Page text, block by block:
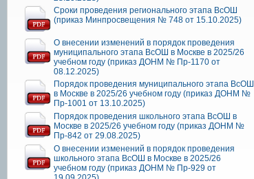
Сроки проведения регионального этапа ВсОШ
(приказ Минпросвещения № 748 от 15.10.2025)
О внесении изменений в порядок проведения
муниципального этапа ВсОШ в Москве в 2025/26
учебном году (приказ ДОНМ № Пр-1170 от
08.12.2025)
Порядок проведения муниципального этапа ВсОШ
в Москве в 2025/26 учебном году (приказ ДОНМ №
Пр-1001 от 13.10.2025)
Порядок проведения школьного этапа ВсОШ в
Москве в 2025/26 учебном году (приказ ДОНМ №
Пр-842 от 29.08.2025)
О внесении изменений в порядок проведения
школьного этапа ВсОШ в Москве в 2025/26
учебном году (приказ ДОНМ № Пр-929 от